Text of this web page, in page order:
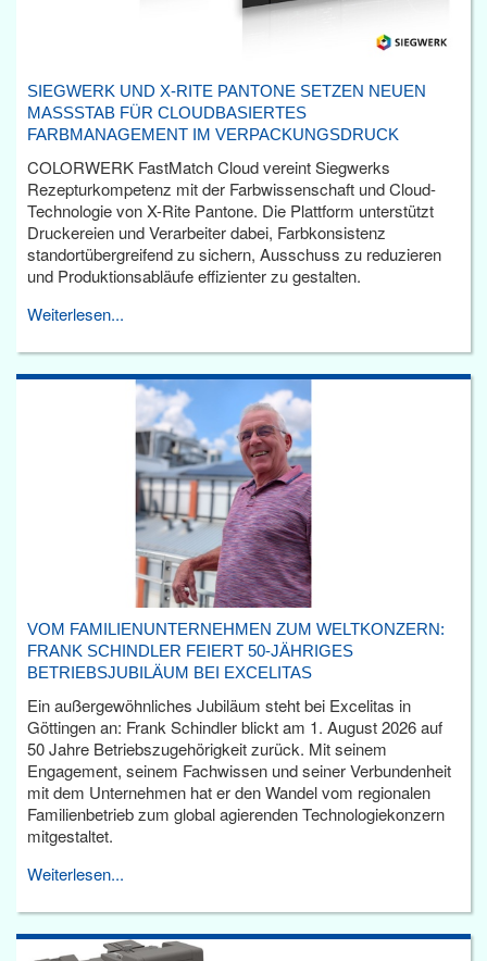
SIEGWERK UND X-RITE PANTONE SETZEN NEUEN
MASSSTAB FÜR CLOUDBASIERTES F
ARBMANAGEMENT IM VERPACKUNGSDRUCK
COLORWERK FastMatch Cloud vereint Siegwerks
Rezepturkompetenz mit der Farbwissenschaft und Cloud-
Technologie von X-Rite Pantone. Die Plattform unterstützt
Druckereien und Verarbeiter dabei, Farbkonsistenz
standortübergreifend zu sichern, Ausschuss zu reduzieren
und Produktionsabläufe effizienter zu gestalten.
Weiterlesen...
VOM FAMILIENUNTERNEHMEN ZUM WELTKONZERN:
FRANK SCHINDLER FEIERT 50-JÄHRIGES
BETRIEBSJUBILÄUM BEI EXCELITAS
Ein außergewöhnliches Jubiläum steht bei Excelitas in
Göttingen an: Frank Schindler blickt am 1. August 2026 auf
50 Jahre Betriebszugehörigkeit zurück. Mit seinem
Engagement, seinem Fachwissen und seiner Verbundenheit
mit dem Unternehmen hat er den Wandel vom regionalen
Familienbetrieb zum global agierenden Technologiekonzern
mitgestaltet.
Weiterlesen...